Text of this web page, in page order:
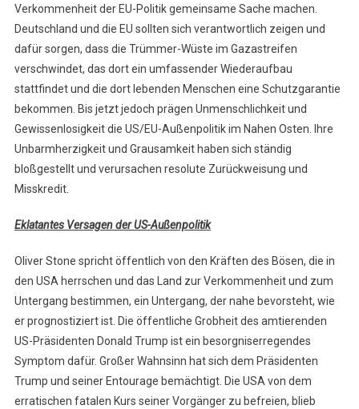
Verkommenheit der EU-Politik gemeinsame Sache machen.
Deutschland und die EU sollten sich verantwortlich zeigen und
dafür sorgen, dass die Trümmer-Wüste im Gazastreifen
verschwindet, das dort ein umfassender Wiederaufbau
stattfindet und die dort lebenden Menschen eine Schutzgarantie
bekommen. Bis jetzt jedoch prägen Unmenschlichkeit und
Gewissenlosigkeit die US/EU-Außenpolitik im Nahen Osten. Ihre
Unbarmherzigkeit und Grausamkeit haben sich ständig
bloßgestellt und verursachen resolute Zurückweisung und
Misskredit.
Eklatantes Versagen der US-Außenpolitik
Oliver Stone spricht öffentlich von den Kräften des Bösen, die in
den USA herrschen und das Land zur Verkommenheit und zum
Untergang bestimmen, ein Untergang, der nahe bevorsteht, wie
er prognostiziert ist. Die öffentliche Grobheit des amtierenden
US-Präsidenten Donald Trump ist ein besorgniserregendes
Symptom dafür. Großer Wahnsinn hat sich dem Präsidenten
Trump und seiner Entourage bemächtigt. Die USA von dem
erratischen fatalen Kurs seiner Vorgänger zu befreien, blieb